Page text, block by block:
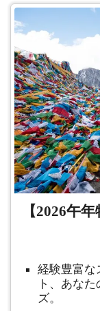
【2026午
経験豊富な
ト、あな
ズ。